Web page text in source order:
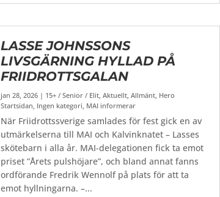
LASSE JOHNSSONS
LIVSGÄRNING HYLLAD PÅ
FRIIDROTTSGALAN
jan 28, 2026 | 15+ / Senior / Elit,Aktuellt,Allmänt, Hero
Startsidan, Ingen kategori, MAI informerar
När Friidrottssverige samlades för fest gick en av
utmärkelserna till MAI och Kalvinknatet – Lasses
skötebarn i alla år. MAI-delegationen fick ta emot
priset ”Årets pulshöjare”, och bland annat fanns
ordförande Fredrik Wennolf på plats för att ta
emot hyllningarna. –...